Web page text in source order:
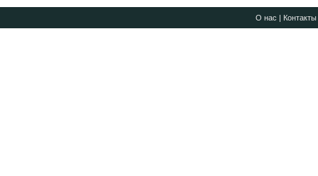
О нас | Контакты